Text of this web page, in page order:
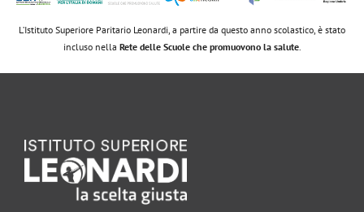
L’Istituto Superiore Paritario Leonardi, a partire da questo anno scolastico, è stato
incluso nella Rete delle Scuole che promuovono la salute.